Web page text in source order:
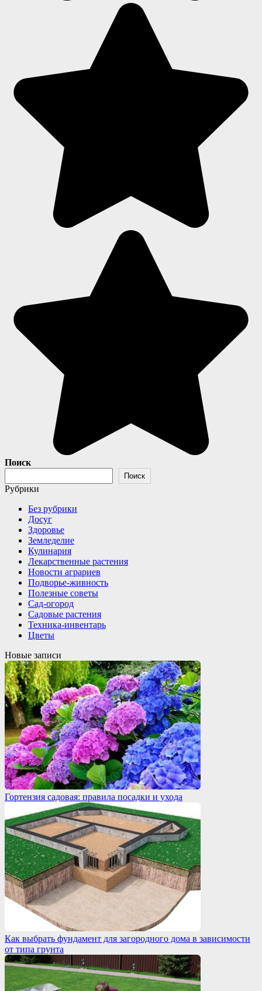
Поиск
Поиск
Рубрики
Без рубрики
Досуг
Здоровье
Земледелие
Кулинария
Лекарственные растения
Новости аграриев
Подворье-живность
Полезные советы
Сад-огород
Садовые растения
Техника-инвентарь
Цветы
Новые записи
Гортензия садовая: правила посадки и ухода
Как выбрать фундамент для загородного дома в зависимости
от типа грунта